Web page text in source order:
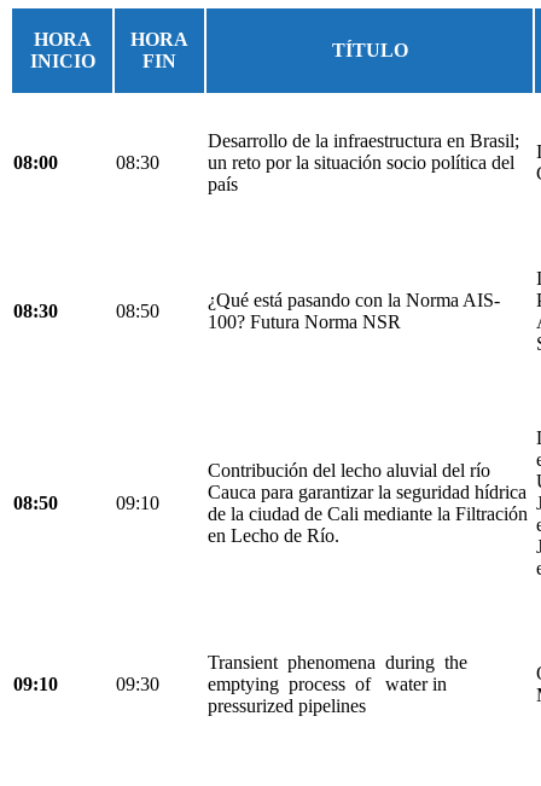
HORA
INICIO
HORA
FIN
TÍTULO
08:00 08:30
Desarrollo de la infraestructura en Brasil;
un reto por la situación socio política del
país
08:30 08:50
¿Qué está pasando con la Norma AIS-
100? Futura Norma NSR
08:50 09:10
Contribución del lecho aluvial del río
Cauca para garantizar la seguridad hídrica
de la ciudad de Cali mediante la Filtración
en Lecho de Río.
09:10 09:30
Transient phenomena during the
emptying process of water in
pressurized pipelines